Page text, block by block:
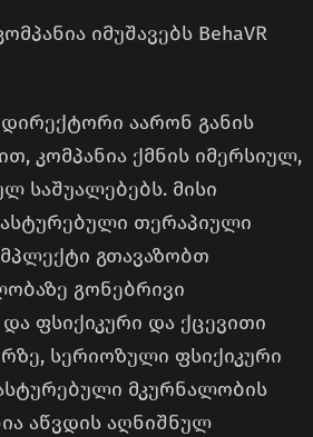
იმუშავებს BehaVR
აარონ განის
კომპანია ქმნის იმერსიულ,
საშუალებებს. მისი
თერაპიული
გთავაზობთ
გონებრივი
ფსიქიკური და ქცევითი
სერიოზული ფსიქიკური
მკურნალობის
აწვდის აღნიშნულ